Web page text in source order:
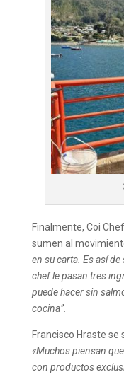
Finalmente, Coi
sumen al
en su carta. Es así
chef le pasan tres
puede hacer sin
cocina”.
Francisco Hraste se
«Muchos piensan
con productos